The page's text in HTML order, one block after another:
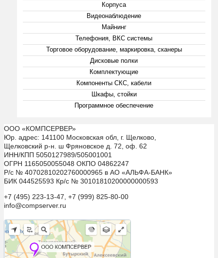
Корпуса
Видеонаблюдение
Майнинг
Телефония, ВКС системы
Торговое оборудование, маркировка, сканеры
Дисковые полки
Комплектующие
Компоненты СКС, кабели
Шкафы, стойки
Программное обеспечение
ООО «КОМПСЕРВЕР»
Юр. адрес: 141100 Московская обл, г. Щелково,
Щелковский р-н. ш Фряновское д. 72, оф. 62
ИНН/КПП 5050127989/505001001
ОГРН 1165050055048 ОКПО 04862247
Р/с № 40702810202760000965 в АО «АЛЬФА-БАНК»
БИК 044525593 Кр/с № 30101810200000000593
+7 (495) 223-13-47, +7 (999) 825-80-00
info@compserver.ru